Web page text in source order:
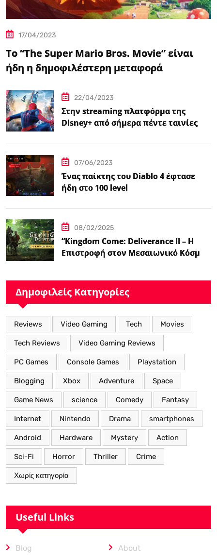
17/04/2023
Το “The Super Mario Bros. Movie” είναι
ήδη η δημοφιλέστερη μεταφορά
22/04/2023
Στην streaming πλατφόρμα της
Disney+ από σήμερα πέντε ταινίες
07/06/2023
Ένας παίκτης του Diablo 4 έφτασε
ήδη στο 100 level
08/02/2025
“Kingdom Come: Deliverance II – Η
Επιστροφή στον Μεσαιωνικό Κόσμο
Δημοφιλείς Κατηγορίες
Reviews Video Gaming Tech Movies
Tech Reviews Video Gaming Reviews
PC Games Console Games Playstation
Blogging Xbox Adventure Space
Game News science Comedy Fantasy
Internet Nintendo Drama smartphones
Android Hardware Mystery Action
Sci-Fi Horror Thriller Crime
Χωρίς κατηγορία
Useful Links
Blog About